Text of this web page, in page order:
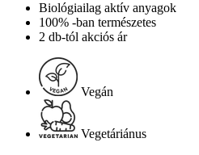
Biológiailag aktív anyagok
100% -ban természetes
2 db-tól akciós ár
Vegán
Vegetáriánus